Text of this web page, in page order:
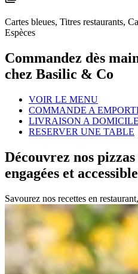
Cartes bleues, Titres restaurants,
Espèces
Commandez dès
chez Basilic & Co
VOIR LE MENU
COMMANDE A
LIVRAISON A DOMICILE
RESERVER UNE TABLE
Découvrez nos
engagées et
Savourez nos recettes en